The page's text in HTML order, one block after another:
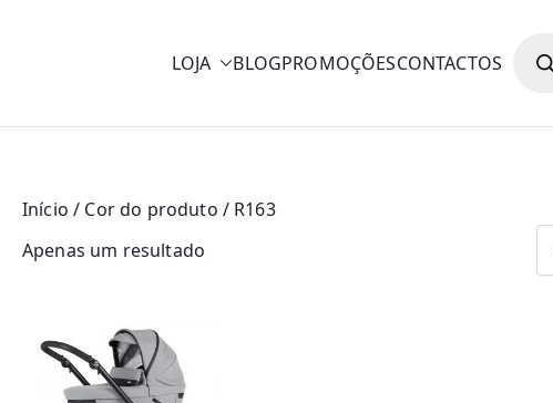
LOJA BLOGPROMOÇÕESCONTACTOS
Início / Cor do produto / R163
Apenas um resultado